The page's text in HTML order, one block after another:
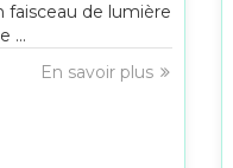
faisceau de lumière
...
En savoir plus